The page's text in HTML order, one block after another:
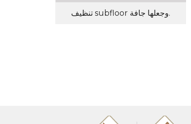
تنظيف subfloor وجعلها جافة.